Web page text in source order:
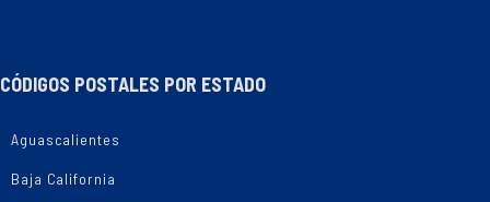
CÓDIGOS POSTALES POR ESTADO
Aguascalientes
Baja California